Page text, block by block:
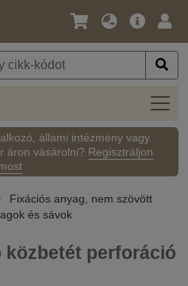
Nyelv
Pénznem
Fő
állami intézmény vagy
áron vásárolni? Regisztráljon
Fixációs anyag, nem szövött
és sávok
közbetét perforáció